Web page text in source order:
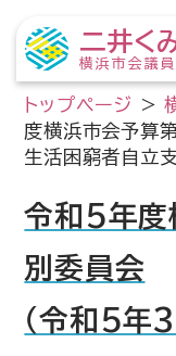
二井く
横浜市会議員
トップページ >
度横浜市会予算
生活困窮者自立
令和5年度
別委員会
（令和5年3